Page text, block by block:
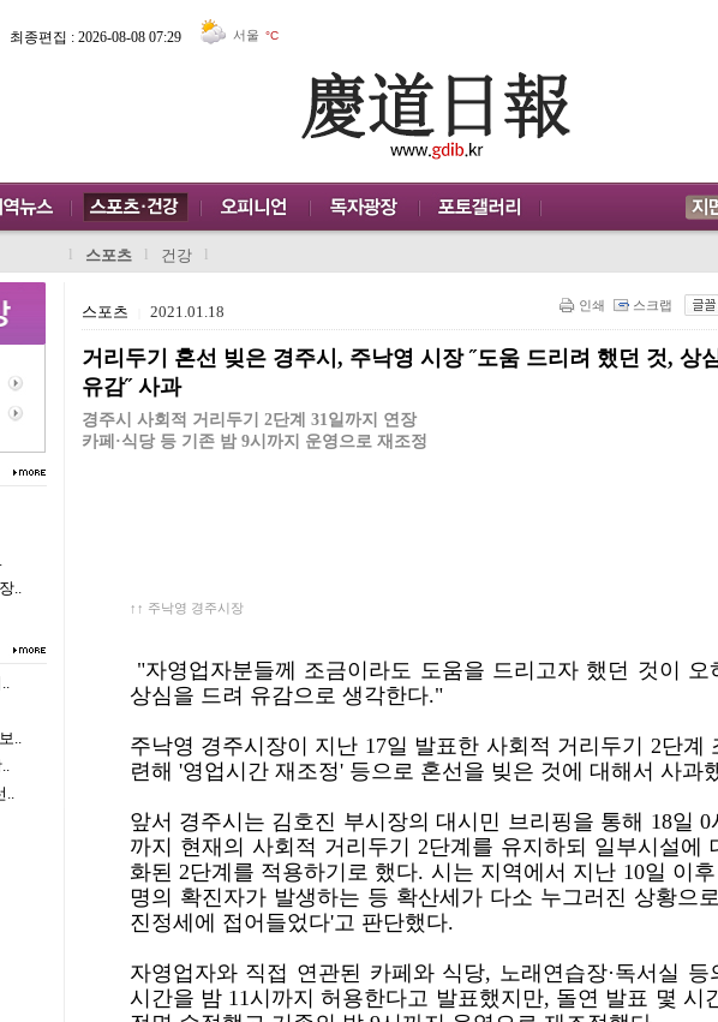
최종편집 : 2026-08-08 07:29 서울 °C
l 스포츠 l 건강 l
..
..
..
스포츠 2021.01.18 인쇄 스크랩
거리두기 혼선 빚은 경주시, 주낙영 시장 ˝도움 드리려 했던 것, 상
유감˝ 사과
경주시 사회적 거리두기 2단계 31일까지 연장
카페·식당 등 기존 밤 9시까지 운영으로 재조정
↑↑ 주낙영 경주시장
"자영업자분들께 조금이라도 도움을 드리고자 했던 것이 오
상심을 드려 유감으로 생각한다."
주낙영 경주시장이 지난 17일 발표한 사회적 거리두기 2단계
련해 '영업시간 재조정' 등으로 혼선을 빚은 것에 대해서 사과
앞서 경주시는 김호진 부시장의 대시민 브리핑을 통해 18일 0
까지 현재의 사회적 거리두기 2단계를 유지하되 일부시설에
화된 2단계를 적용하기로 했다. 시는 지역에서 지난 10일 이후
명의 확진자가 발생하는 등 확산세가 다소 누그러진 상황으
진정세에 접어들었다'고 판단했다.
자영업자와 직접 연관된 카페와 식당, 노래연습장·독서실 등
시간을 밤 11시까지 허용한다고 발표했지만, 돌연 발표 몇 시